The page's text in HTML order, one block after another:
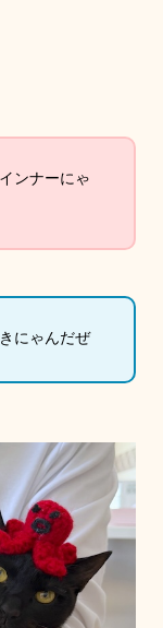
ンナーにゃ
にゃんだぜ